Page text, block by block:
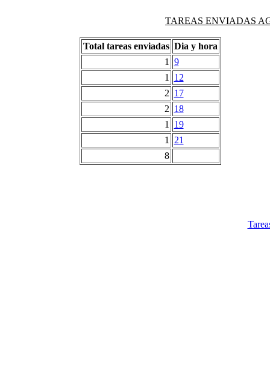
TAREAS ENVIADAS
Total tareas enviadas Dia y hora
1
9
1
12
2 17
2 18
1
19
1
21
8